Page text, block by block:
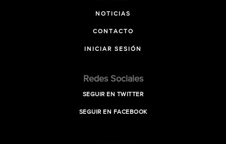
NOTICIAS
CONTACTO
INICIAR SESIÓN
Redes Sociales
SEGUIR EN TWITTER
SEGUIR EN FACEBOOK